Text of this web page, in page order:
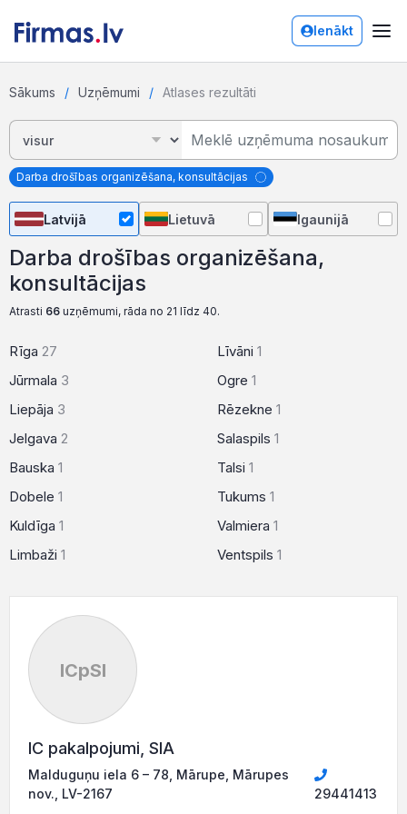
Ienākt
Sākums Uzņēmumi Atlases rezultāti
Darba drošības organizēšana, konsultācijas
Latvijā Lietuvā Igaunijā
Darba drošības organizēšana,
konsultācijas
Atrasti 66 uzņēmumi, rāda no 21 līdz 40.
Rīga 27
Jūrmala 3
Liepāja 3
Jelgava 2
Bauska 1
Dobele 1
Kuldīga 1
Limbaži 1
Līvāni 1
Ogre 1
Rēzekne 1
Salaspils 1
Talsi 1
Tukums 1
Valmiera 1
Ventspils 1
ICpSI
IC pakalpojumi, SIA
Malduguņu iela 6 – 78, Mārupe, Mārupes
nov., LV-2167
29441413